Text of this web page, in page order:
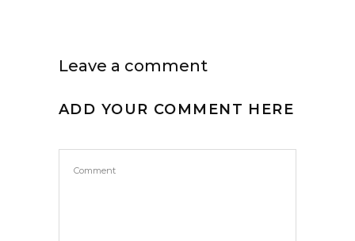
Leave a comment
ADD YOUR COMMENT HERE